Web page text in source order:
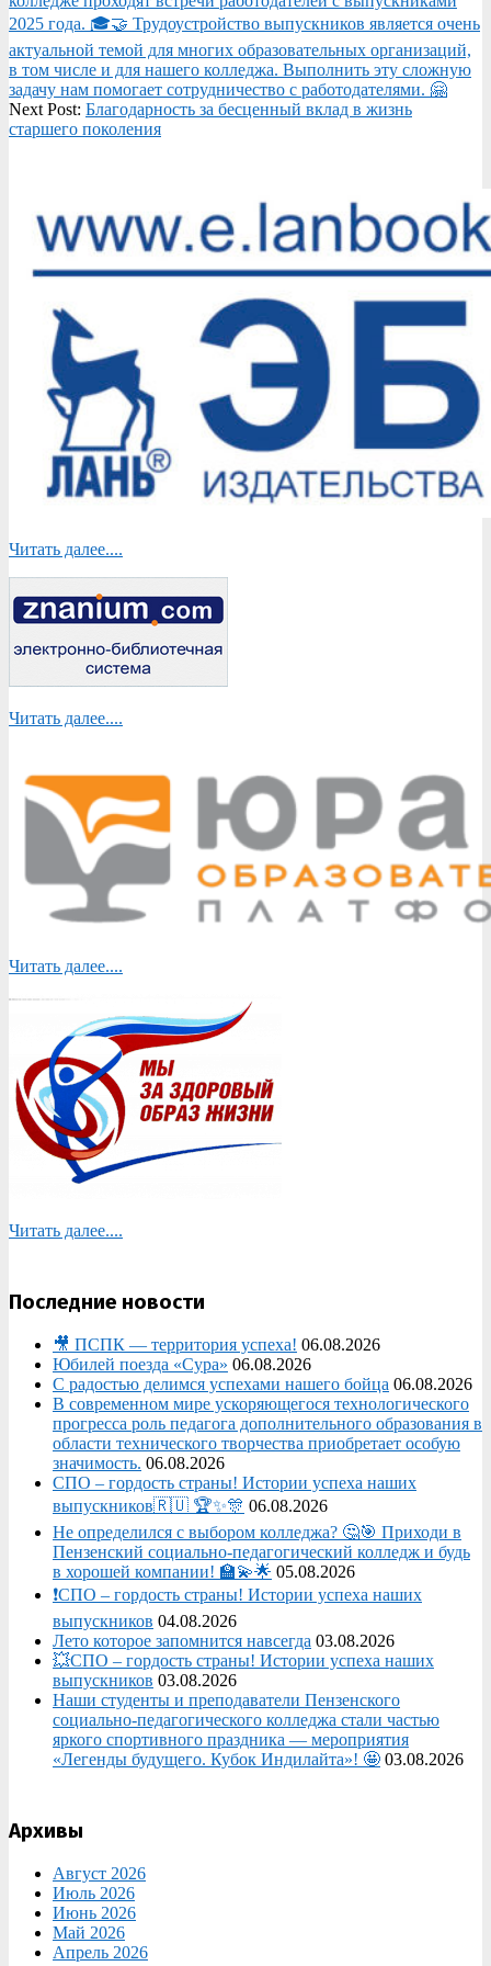
26
2025 года. 🎓🤝 Трудоустройство выпускников является очень
актуальной темой для многих образовательных организаций,
в том числе и для нашего колледжа. Выполнить эту сложную
задачу нам помогает сотрудничество с работодателями. 🤗
Next Post: Благодарность за бесценный вклад в жизнь
старшего поколения
Читать далее....
Читать далее....
Читать далее....
Читать далее....
Последние новости
🎥 ПСПК — территория успеха! 06.08.2026
Юбилей поезда «Сура» 06.08.2026
С радостью делимся успехами нашего бойца 06.08.2026
В современном мире ускоряющегося технологического
прогресса роль педагога дополнительного образования в
области технического творчества приобретает особую
значимость. 06.08.2026
СПО – гордость страны! Истории успеха наших
выпускников🇷🇺 🏆✨🎊 06.08.2026
Не определился с выбором колледжа? 🤔🎯 Приходи в
Пензенский социально-педагогический колледж и будь
в хорошей компании! 🏫💫🌟 05.08.2026
❗СПО – гордость страны! Истории успеха наших
выпускников 04.08.2026
Лето которое запомнится навсегда 03.08.2026
💥СПО – гордость страны! Истории успеха наших
выпускников 03.08.2026
Наши студенты и преподаватели Пензенского
социально‑педагогического колледжа стали частью
яркого спортивного праздника — мероприятия
«Легенды будущего. Кубок Индилайта»! 🤩 03.08.2026
Архивы
Август 2026
Июль 2026
Июнь 2026
Май 2026
Апрель 2026